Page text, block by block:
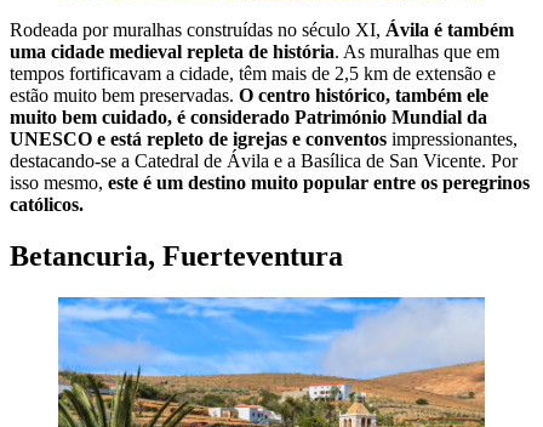
Rodeada por muralhas construídas no século XI, Ávila é também
uma cidade medieval repleta de história. As muralhas que em
tempos fortificavam a cidade, têm mais de 2,5 km de extensão e
estão muito bem preservadas. O centro histórico, também ele
muito bem cuidado, é considerado Património Mundial da
UNESCO e está repleto de igrejas e conventos impressionantes,
destacando-se a Catedral de Ávila e a Basílica de San Vicente. Por
isso mesmo, este é um destino muito popular entre os peregrinos
católicos.
Betancuria, Fuerteventura